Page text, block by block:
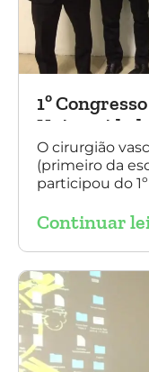
1º
O cirurgião
(primeiro da
participou do
de cirurgia
Amato e do Dr.
Continuar